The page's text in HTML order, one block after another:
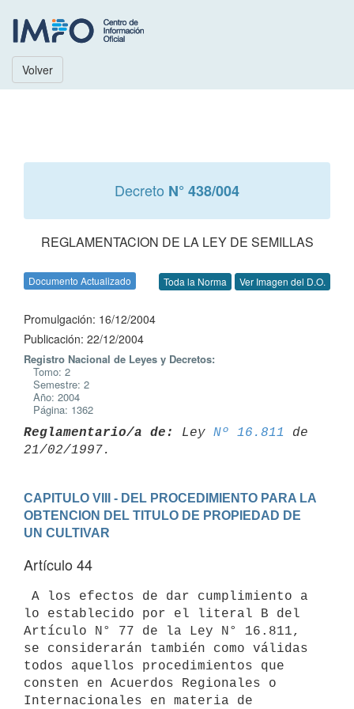
Volver
Decreto N° 438/004
REGLAMENTACION DE LA LEY DE SEMILLAS
Documento Actualizado Toda la Norma Ver Imagen del D.O.
Promulgación: 16/12/2004
Publicación: 22/12/2004
Registro Nacional de Leyes y Decretos:
Tomo: 2
Semestre: 2
Año: 2004
Página: 1362
Reglamentario/a de: Ley Nº 16.811
de
CAPITULO VIII - DEL PROCEDIMIENTO PARA LA
OBTENCION DEL TITULO DE PROPIEDAD DE
UN CULTIVAR
Artículo 44
lo establecido por el literal B del
Artículo N° 77 de la Ley N° 16.811,
se considerarán también como válidas
todos aquellos procedimientos que
consten en Acuerdos Regionales o
Internacionales en materia de